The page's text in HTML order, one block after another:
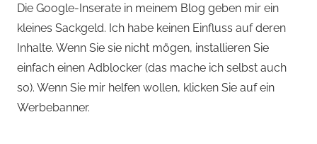
Die Google-Inserate in meinem Blog geben mir ein
kleines Sackgeld. Ich habe keinen Einfluss auf deren
Inhalte. Wenn Sie sie nicht mögen, installieren Sie
einfach einen Adblocker (das mache ich selbst auch
so). Wenn Sie mir helfen wollen, klicken Sie auf ein
Werbebanner.